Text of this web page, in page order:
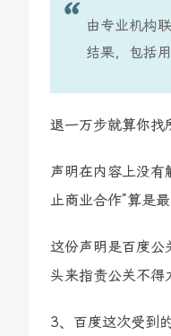
由专业机构
结果，包括
退一万步就算你找
声明在内容上没有
止商业合作”算是
这份声明是百度公
头来指责公关不得
3、百度这次受到